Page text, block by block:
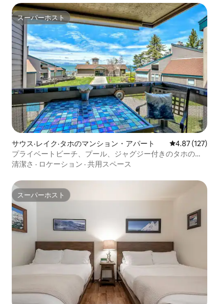
スーパーホスト
スーパーホスト
サウス·レイク·タホのマンション・アパート レビュー127
4.87 (127)
プライベートビーチ、プール、ジャグジー付きのタホの隠
れ家
清潔さ · ロケーション · 共用スペース
スーパーホスト
スーパーホスト